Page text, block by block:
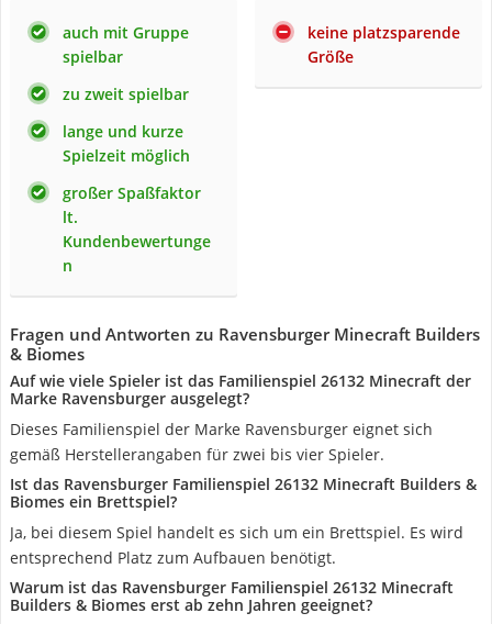
auch mit Gruppe
spielbar
zu zweit spielbar
lange und kurze
Spielzeit möglich
großer Spaßfaktor
lt.
Kundenbewertunge
n
keine platzsparende
Größe
Fragen und Antworten zu Ravensburger Minecraft Builders
& Biomes
Auf wie viele Spieler ist das Familienspiel 26132 Minecraft der
Marke Ravensburger ausgelegt?
Dieses Familienspiel der Marke Ravensburger eignet sich
gemäß Herstellerangaben für zwei bis vier Spieler.
Ist das Ravensburger Familienspiel 26132 Minecraft Builders &
Biomes ein Brettspiel?
Ja, bei diesem Spiel handelt es sich um ein Brettspiel. Es wird
entsprechend Platz zum Aufbauen benötigt.
Warum ist das Ravensburger Familienspiel 26132 Minecraft
Builders & Biomes erst ab zehn Jahren geeignet?